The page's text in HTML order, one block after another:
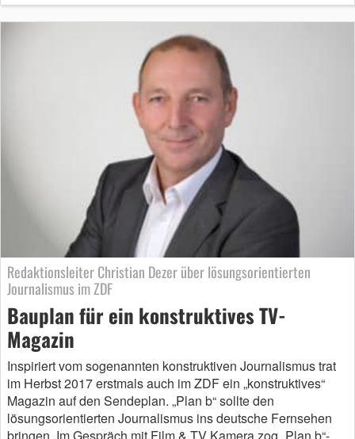
Redaktionsleiter Christian Dezer über lösungsorientierten
Journalismus im ZDF
Bauplan für ein konstruktives TV-
Magazin
Inspiriert vom sogenannten konstruktiven Journalismus trat
im Herbst 2017 erstmals auch im ZDF ein „konstruktives“
Magazin auf den Sendeplan. „Plan b“ sollte den
lösungsorientierten Journalismus ins deutsche Fernsehen